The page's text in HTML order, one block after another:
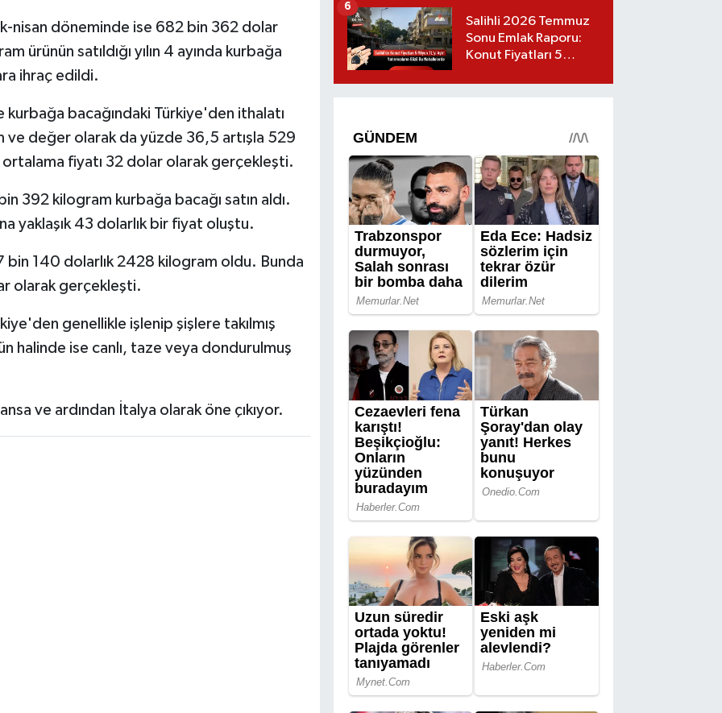
nisan döneminde ise 682 bin 362 dolar
ürünün satıldığı yılın 4 ayında kurbağa
ihraç edildi.
kurbağa bacağındaki Türkiye'den ithalatı
ve değer olarak da yüzde 36,5 artışla 529
ortalama fiyatı 32 dolar olarak gerçekleşti.
392 kilogram kurbağa bacağı satın aldı.
yaklaşık 43 dolarlık bir fiyat oluştu.
bin 140 dolarlık 2428 kilogram oldu. Bunda
olarak gerçekleşti.
genellikle işlenip şişlere takılmış
halinde ise canlı, taze veya dondurulmuş
ve ardından İtalya olarak öne çıkıyor.
Salihli 2026 Temmuz
Sonu Emlak Raporu:
Konut Fiyatları 5
6